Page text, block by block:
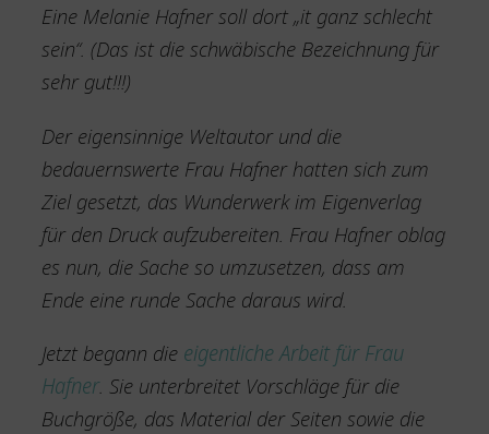
Eine Melanie Hafner soll dort „it ganz schlecht
sein“. (Das ist die schwäbische Bezeichnung für
sehr gut!!!)
Der eigensinnige Weltautor und die
bedauernswerte Frau Hafner hatten sich zum
Ziel gesetzt, das Wunderwerk im Eigenverlag
für den Druck aufzubereiten. Frau Hafner oblag
es nun, die Sache so umzusetzen, dass am
Ende eine runde Sache daraus wird.
Jetzt begann die eigentliche Arbeit für Frau
Hafner. Sie unterbreitet Vorschläge für die
Buchgröße, das Material der Seiten sowie die